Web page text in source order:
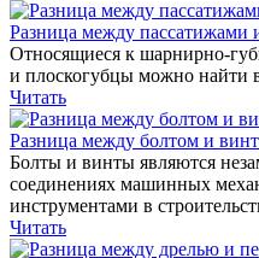
Разница между пассатижами
Относящиеся к шарнирно-
и плоскогубцы можно найти
Читать
Разница между болтом и
Болты и винты являются
соединениях машинных
инструментами в
Читать